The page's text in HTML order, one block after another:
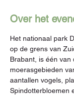
Over het
Het nationaal park
op de grens van
Brabant, is één van
moerasgebieden
aantallen vogels,
Spindotterbloemen